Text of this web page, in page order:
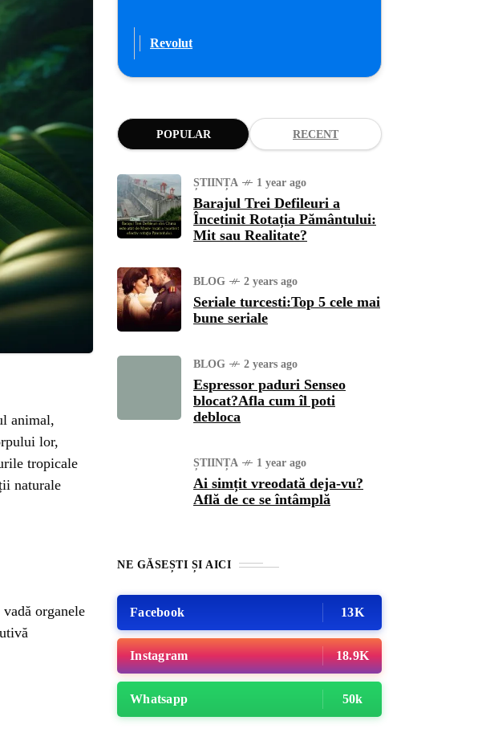
animal,
lor,
tropicale
naturale
organele
Revolut
POPULAR RECENT
ȘTIINȚA 1 year ago
Barajul Trei Defileuri a
Încetinit Rotația Pământului:
Mit sau Realitate?
BLOG 2 years ago
Seriale turcesti:Top 5 cele mai
bune seriale
BLOG 2 years ago
Espressor paduri Senseo
blocat?Afla cum îl poti
debloca
ȘTIINȚA 1 year ago
Ai simțit vreodată deja-vu?
Află de ce se întâmplă
NE GĂSEȘTI ȘI AICI
Facebook 13K
Instagram 18.9K
Whatsapp 50k